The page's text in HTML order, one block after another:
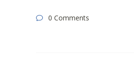
0 Comments